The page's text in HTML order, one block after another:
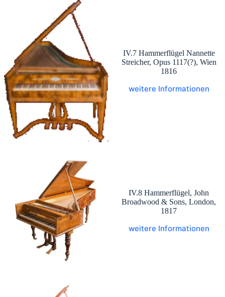
IV.7 Hammerflügel Nannette
Streicher, Opus 1117(?), Wien
1816
weitere Informationen
IV.8 Hammerflügel, John
Broadwood & Sons, London,
1817
weitere Informationen